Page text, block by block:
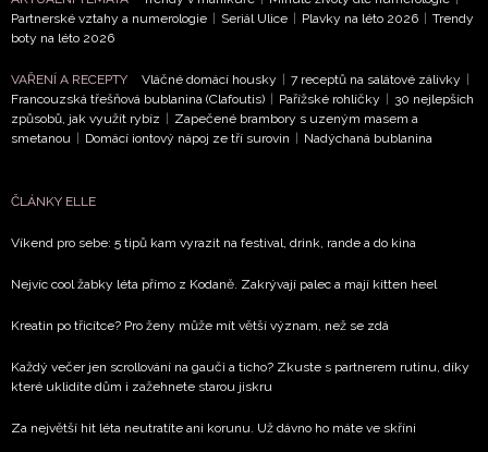
Partnerské vztahy a numerologie
Seriál Ulice Plavky na léto 2026
Trendy
boty na léto 2026
VAŘENÍ A RECEPTY Vláčné domácí housky 7 receptů na salátové zálivky
Francouzská třešňová bublanina (Clafoutis)
Pařížské rohlíčky
30 nejlepších
způsobů, jak využít rybíz
Zapečené brambory s uzeným masem a
smetanou
Domácí iontový nápoj ze tří surovin Nadýchaná bublanina
ČLÁNKY ELLE
Víkend pro sebe: 5 tipů kam vyrazit na festival, drink, rande a do kina
Nejvíc cool žabky léta přímo z Kodaně. Zakrývají palec a mají kitten heel
Kreatin po třicítce? Pro ženy může mít větší význam, než se zdá
Každý večer jen scrollování na gauči a ticho? Zkuste s partnerem rutinu, díky
které uklidíte dům i zažehnete starou jiskru
Za největší hit léta neutratíte ani korunu. Už dávno ho máte ve skříni